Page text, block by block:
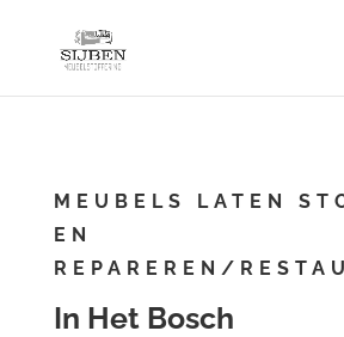
MEUBELS LATEN
EN
REPAREREN/
In Het Bosch